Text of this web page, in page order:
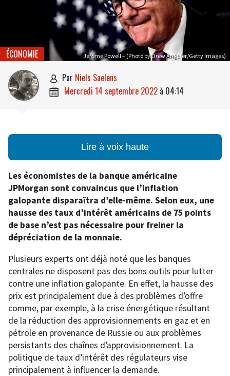
Jerome Powell – (Photo by Drew Angerer/Getty Images)
ÉCONOMIE
 par Niels Saelens
 mercredi 14 septembre 2022 à 04:14
Lire à voix haute
Les économistes de la banque américaine
JPMorgan sont convaincus que l’inflation
galopante disparaîtra d’elle-même. Selon eux, une
hausse des taux d’intérêt américains de 75 points
de base n’est pas nécessaire pour freiner la
dépréciation de la monnaie.
Plusieurs experts ont déjà noté que les banques
centrales ne disposent pas des bons outils pour lutter
contre une inflation galopante. En effet, la hausse des
prix est principalement due à des problèmes d’offre
comme, par exemple, à la crise énergétique résultant
de la réduction des approvisionnements en gaz et en
pétrole en provenance de Russie ou aux problèmes
persistants des chaînes d’approvisionnement. La
politique de taux d’intérêt des régulateurs vise
principalement à influencer la demande.